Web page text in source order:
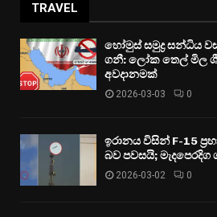
TRAVEL
හෝමුස් සමුද්‍ර සන්ධිය
ගනී: ලෝක තෙල් මිල
අවදානමක්
2026-03-03 0
ඉරානය විසින් F-15
බව පවසයි;
2026-03-02 0